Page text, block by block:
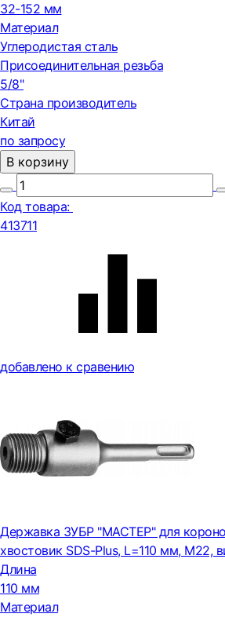
32-152 мм
Материал
Углеродистая сталь
Присоединительная резьба
5/8"
Страна производитель
Китай
по запросу
В корзину
Код товара:
413711
добавлено к сравению
Державка ЗУБР "МАСТЕР" для
хвостовик SDS-Plus, L=110 мм, M22,
Длина
110 мм
Материал